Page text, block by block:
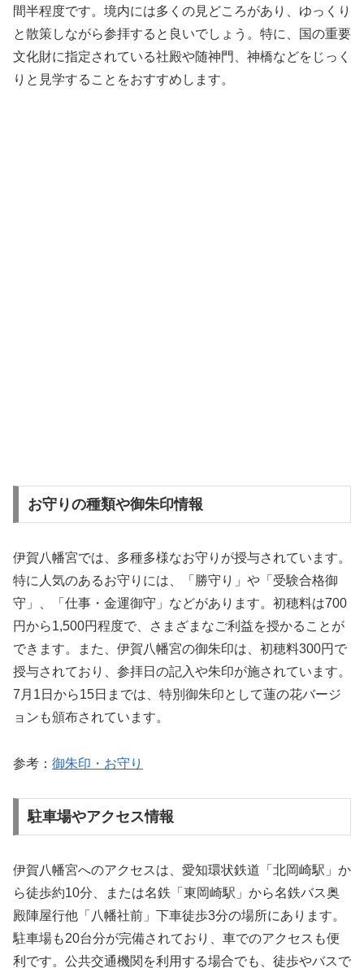
間半程度です。境内には多くの見どころがあり、ゆっくり
と散策しながら参拝すると良いでしょう。特に、国の重要
文化財に指定されている社殿や随神門、神橋などをじっく
りと見学することをおすすめします。
お守りの種類や御朱印情報
伊賀八幡宮では、多種多様なお守りが授与されています。
特に人気のあるお守りには、「勝守り」や「受験合格御
守」、「仕事・金運御守」などがあります。初穂料は700
円から1,500円程度で、さまざまなご利益を授かることが
できます。また、伊賀八幡宮の御朱印は、初穂料300円で
授与されており、参拝日の記入や朱印が施されています。
7月1日から15日までは、特別御朱印として蓮の花バージ
ョンも頒布されています。
参考： 御朱印・お守り
駐車場やアクセス情報
伊賀八幡宮へのアクセスは、愛知環状鉄道「北岡崎駅」か
ら徒歩約10分、または名鉄「東岡崎駅」から名鉄バス奥
殿陣屋行他「八幡社前」下車徒歩3分の場所にあります。
駐車場も20台分が完備されており、車でのアクセスも便
利です。公共交通機関を利用する場合でも、徒歩やバスで